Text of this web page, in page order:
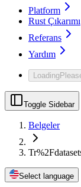
Platform
Rust Çıkarımı
Referans
Yardım
Loading
Toggle Sidebar
Belgeler
Select language